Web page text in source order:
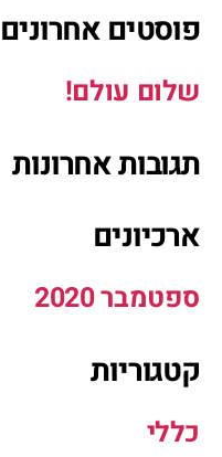
פוסטים אחרונים
שלום עולם!
תגובות אחרונות
ארכיונים
ספטמבר 2020
קטגוריות
כללי